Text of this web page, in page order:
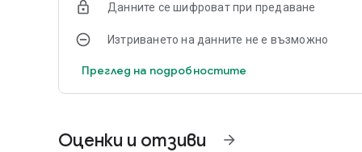
Данните се шифроват при предаване
Изтриването на данните не е възможно
Преглед на подробностите
Оценки и отзиви arrow_forward